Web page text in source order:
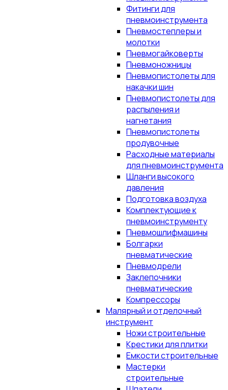
Фитинги для
пневмоинструмента
Пневмостеплеры и
молотки
Пневмогайковерты
Пневмоножницы
Пневмопистолеты для
накачки шин
Пневмопистолеты для
распыления и
нагнетания
Пневмопистолеты
продувочные
Расходные материалы
для пневмоинструмента
Шланги высокого
давления
Подготовка воздуха
Комплектующие к
пневмоинструменту
Пневмошлифмашины
Болгарки
пневматические
Пневмодрели
Заклепочники
пневматические
Компрессоры
Малярный и отделочный
инструмент
Ножи строительные
Крестики для плитки
Емкости строительные
Мастерки
строительные